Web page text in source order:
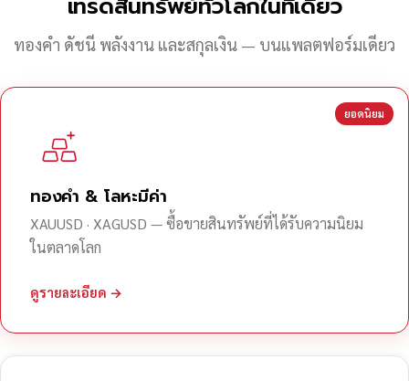
ทองคำ ดัชนี พลังงาน และสกุลเงิน — บนแพลตฟอร์มเดียว
ยอดนิยม
ทองคำ & โลหะมีค่า
XAUUSD · XAGUSD — ซื้อขายสินทรัพย์ที่ได้รับความนิยม
ในตลาดโลก
ดูรายละเอียด →